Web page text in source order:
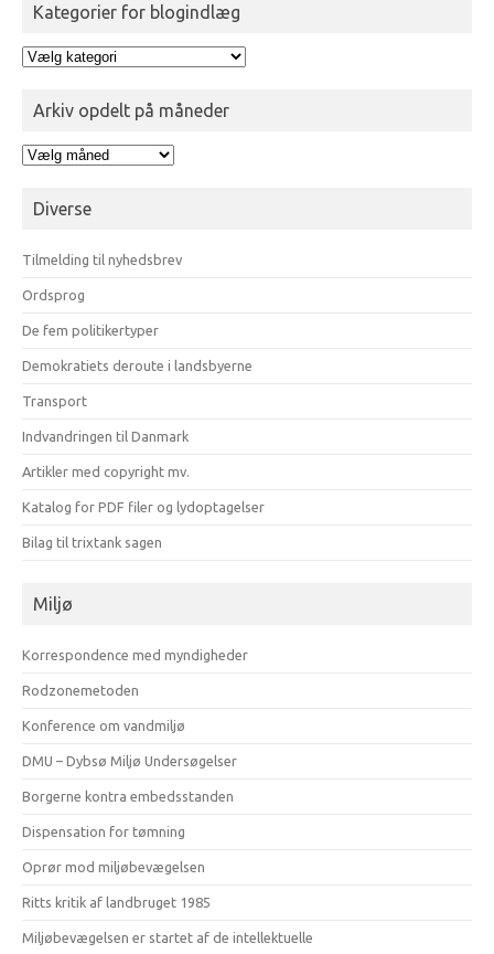
Kategorier for blogindlæg
Kategorier
Arkiv opdelt på måneder
Arkiv
måneder
Diverse
Tilmelding til nyhedsbrev
Ordsprog
De fem politikertyper
Demokratiets deroute i landsbyerne
Transport
Indvandringen til Danmark
Artikler med copyright mv.
Katalog for PDF filer og lydoptagelser
Bilag til trixtank sagen
Miljø
Korrespondence med myndigheder
Rodzonemetoden
Konference om vandmiljø
DMU – Dybsø Miljø Undersøgelser
Borgerne kontra embedsstanden
Dispensation for tømning
Oprør mod miljøbevægelsen
Ritts kritik af landbruget 1985
Miljøbevægelsen er startet af de intellektuelle